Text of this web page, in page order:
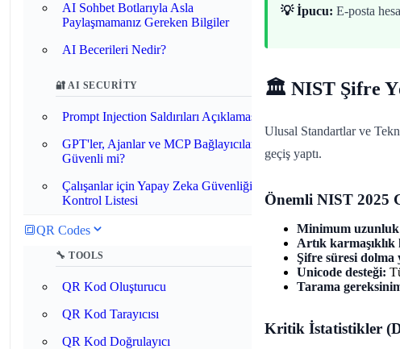
AI Sohbet Botlarıyla Asla
Paylaşmamanız Gereken Bilgiler
AI Becerileri Nedir?
🔐 AI SECURITY
Prompt Injection Saldırıları Açıklaması
GPT'ler, Ajanlar ve MCP Bağlayıcıları
Güvenli mi?
Çalışanlar için Yapay Zeka Güvenliği
Kontrol Listesi
🔳QR Codes
🔧 TOOLS
QR Kod Oluşturucu
QR Kod Tarayıcısı
QR Kod Doğrulayıcı
💡 İpucu: E-posta
🏛️ NIST Şifre
Ulusal Standartlar ve
geçiş yaptı.
Önemli NIST 2025
Minimum
Artık
Şifre süresi dolma
Unicode desteği:
Tarama
Kritik İstatistikler